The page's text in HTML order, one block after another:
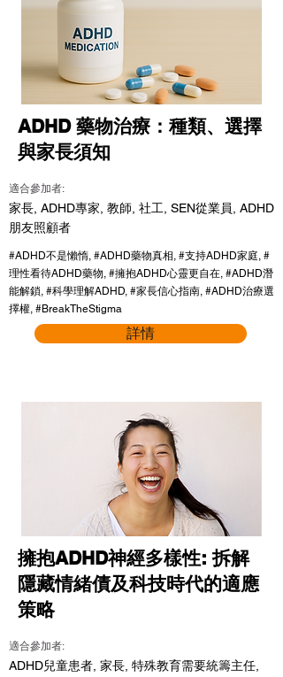
ADHD 藥物治療：種類、選擇
與家長須知
適合參加者:
家長, ADHD專家, 教師, 社工, SEN從業員, ADHD
朋友照顧者
#ADHD不是懶惰, #ADHD藥物真相, #支持ADHD家庭, #
理性看待ADHD藥物, #擁抱ADHD心靈更自在, #ADHD潛
能解鎖, #科學理解ADHD, #家長信心指南, #ADHD治療選
擇權, #BreakTheStigma
詳情
擁抱ADHD神經多樣性: 拆解
隱藏情緒債及科技時代的適應
策略
適合參加者:
ADHD兒童患者, 家長, 特殊教育需要統籌主任,